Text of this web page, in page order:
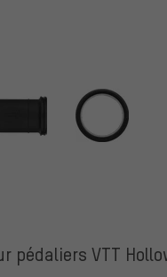
pédaliers VTT